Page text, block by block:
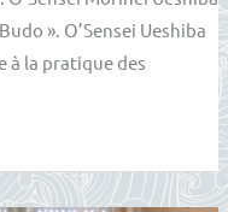
». O’Sensei Ueshiba
à la pratique des